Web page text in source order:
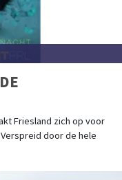
Friesland zich op voor
door de hele